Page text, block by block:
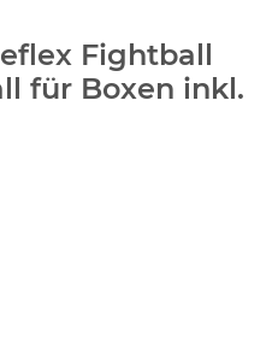
Fightball
für Boxen inkl.